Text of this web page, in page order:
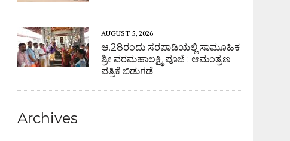
AUGUST 5, 2026
ಆ.28ರಂದು ಸರಪಾಡಿಯಲ್ಲಿ ಸಾಮೂಹಿಕ
ಶ್ರೀ ವರಮಹಾಲಕ್ಷ್ಮಿ ಪೂಜೆ : ಆಮಂತ್ರಣ
ಪತ್ರಿಕೆ ಬಿಡುಗಡೆ
Archives